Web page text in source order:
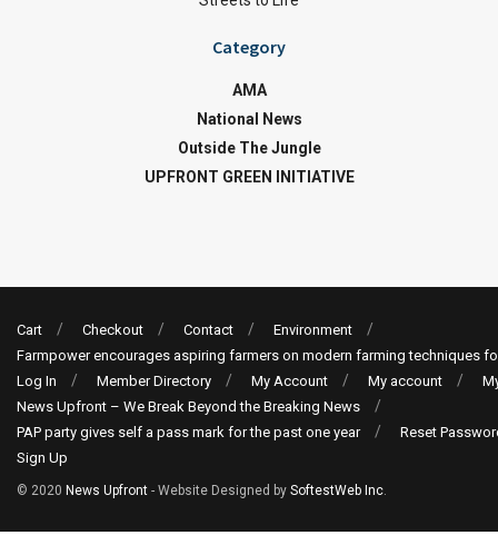
Category
AMA
National News
Outside The Jungle
UPFRONT GREEN INITIATIVE
Cart Checkout Contact
Environment
Farmpower encourages aspiring farmers on modern farming techniques
Log In
Member Directory My Account My account
News Upfront – We Break Beyond the Breaking News
PAP party gives self a pass mark for the past one year
Reset
Sign Up
© 2020 News Upfront - Website Designed by SoftestWeb Inc.